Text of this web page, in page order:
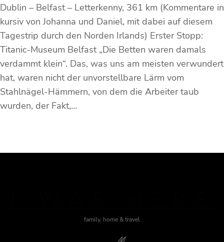
Dublin – Belfast – Letterkenny, 361 km (Kommentare in
kursiv von Johanna und Daniel, mit dabei auf diesem
Tagestrip durch den Norden Irlands) Erster Stopp:
Titanic-Museum Belfast „Die Betten waren damals
verdammt klein“. Das, was uns am meisten verwundert
hat, waren nicht der unvorstellbare Lärm vom
Stahlnägel-Hämmern, von dem die Arbeiter taub
wurden, der Fakt,…
family, home & travel